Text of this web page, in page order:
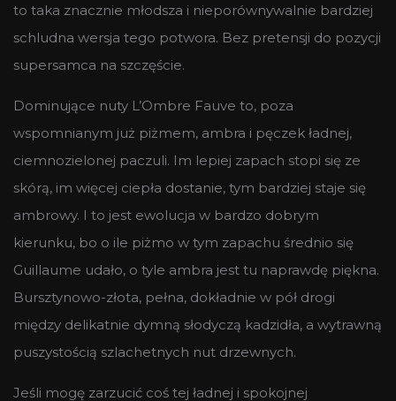
to taka znacznie młodsza i nieporównywalnie bardziej
schludna wersja tego potwora. Bez pretensji do pozycji
supersamca na szczęście.
Dominujące nuty L’Ombre Fauve to, poza
wspomnianym już piżmem, ambra i pęczek ładnej,
ciemnozielonej paczuli. Im lepiej zapach stopi się ze
skórą, im więcej ciepła dostanie, tym bardziej staje się
ambrowy. I to jest ewolucja w bardzo dobrym
kierunku, bo o ile piżmo w tym zapachu średnio się
Guillaume udało, o tyle ambra jest tu naprawdę piękna.
Bursztynowo-złota, pełna, dokładnie w pół drogi
między delikatnie dymną słodyczą kadzidła, a wytrawną
puszystością szlachetnych nut drzewnych.
Jeśli mogę zarzucić coś tej ładnej i spokojnej